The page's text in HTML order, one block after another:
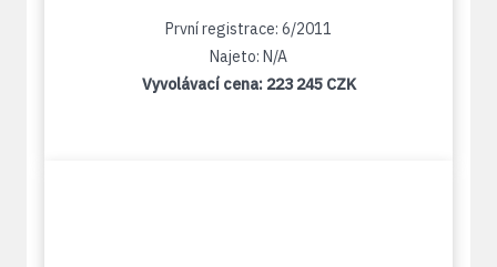
První registrace: 6/2011
Najeto: N/A
Vyvolávací cena: 223 245 CZK